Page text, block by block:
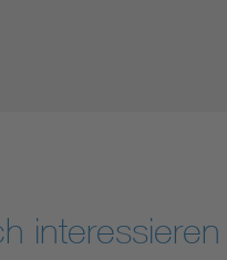
interessieren